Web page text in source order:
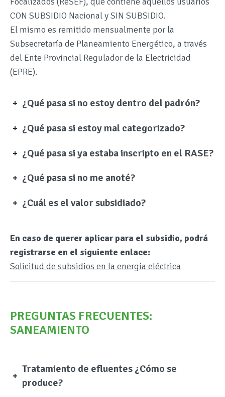
CON SUBSIDIO Nacional y SIN SUBSIDIO.
El mismo es remitido mensualmente por la
Subsecretaría de Planeamiento Energético, a través
del Ente Provincial Regulador de la Electricidad
(EPRE).
¿Qué pasa si no estoy dentro del padrón?
¿Qué pasa si estoy mal categorizado?
¿Qué pasa si ya estaba inscripto en el RASE?
¿Qué pasa si no me anoté?
¿Cuál es el valor subsidiado?
En caso de querer aplicar para el subsidio, podrá
registrarse en el siguiente enlace:
Solicitud de subsidios en la energía eléctrica
PREGUNTAS FRECUENTES:
SANEAMIENTO
Tratamiento de efluentes ¿Cómo se
produce?